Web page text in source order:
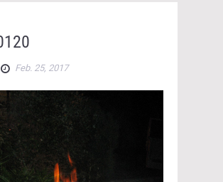
Feb. 25, 2017